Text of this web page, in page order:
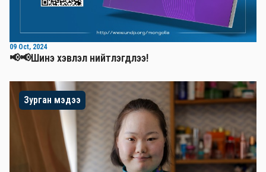
09 Oct, 2024
📢📢Шинэ хэвлэл нийтлэгдлээ!
Зурган мэдээ